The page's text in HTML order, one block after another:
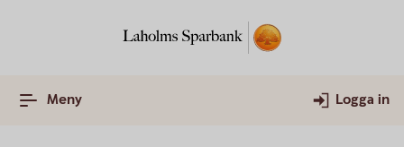
Meny Logga in